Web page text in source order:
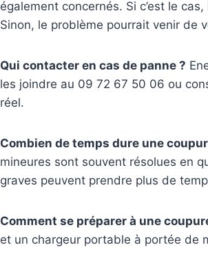
également concernés. Si c’est le
Sinon, le problème pourrait venir de
Qui contacter en cas de panne ?
les joindre au 09 72 67 50 06 ou
réel.
Combien de temps dure une
mineures sont souvent résolues en
graves peuvent prendre plus de
Comment se préparer à une
et un chargeur portable à portée de